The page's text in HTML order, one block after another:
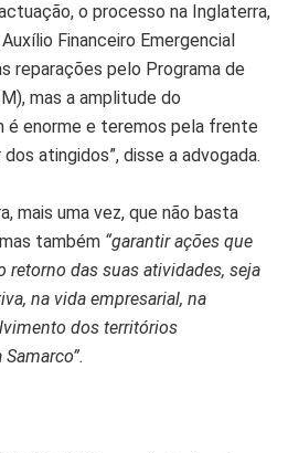
o processo na Inglaterra,
Financeiro Emergencial
reparações pelo Programa de
mas a amplitude do
é enorme e teremos pela frente
atingidos”, disse a advogada.
mais uma vez, que não basta
também “garantir ações que
das suas atividades, seja
na vida empresarial, na
dos territórios